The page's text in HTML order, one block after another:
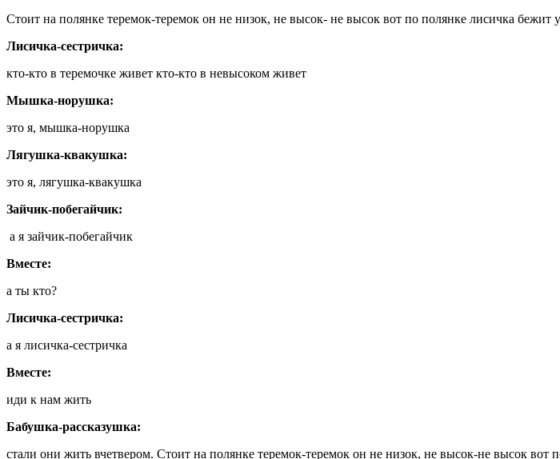
Стоит на полянке теремок-теремок он не низок, не высок- не высок вот по полянке лисичка бежит
Лисичка-сестричка:
кто-кто в теремочке живет кто-кто в невысоком живет
Мышка-норушка:
это я, мышка-норушка
Лягушка-квакушка:
это я, лягушка-квакушка
Зайчик-побегайчик:
а я зайчик-побегайчик
Вместе:
а ты кто?
Лисичка-сестричка:
а я лисичка-сестричка
Вместе:
иди к нам жить
Бабушка-рассказушка:
стали они жить вчетвером. Стоит на полянке теремок-теремок он не низок, не высок-не высок вот